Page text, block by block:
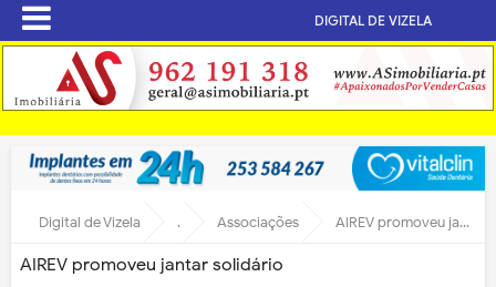
DIGITAL DE VIZELA
Digital de Vizela . Associações AIREV promoveu jantar solidário
AIREV promoveu jantar solidário